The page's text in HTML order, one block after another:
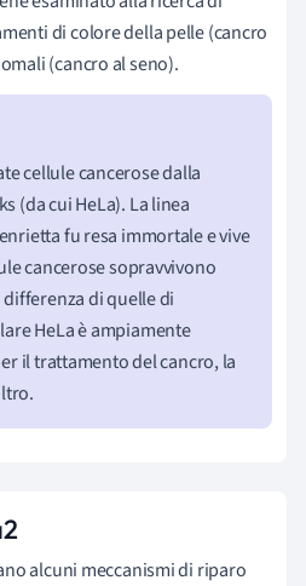
di colore della pelle (cancro
(cancro al seno).
cellule cancerose dalla
(da cui HeLa). La linea
fu resa immortale e vive
cancerose sopravvivono
di quelle di
HeLa è ampiamente
il trattamento del cancro, la
alcuni meccanismi di riparo